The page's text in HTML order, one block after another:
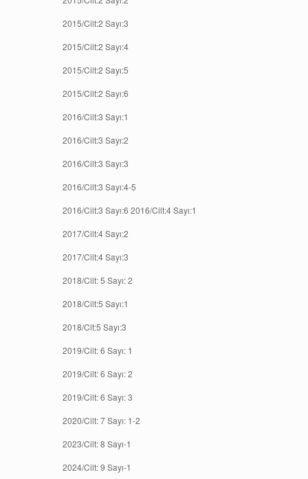
2015/Cilt:2 Sayı:3
2015/Cilt:2 Sayı:4
2015/Cilt:2 Sayı:5
2015/Cilt:2 Sayı:6
2016/Cilt:3 Sayı:1
2016/Cilt:3 Sayı:2
2016/Cilt:3 Sayı:3
2016/Cilt:3 Sayı:4-5
2016/Cilt:3 Sayı:6 2016/Cilt:4 Sayı:1
2017/Cilt:4 Sayı:2
2017/Cilt:4 Sayı:3
2018/Cilt: 5 Sayı: 2
2018/Cilt:5 Sayı:1
2018/Clt:5 Sayı:3
2019/Cilt: 6 Sayı: 1
2019/Cilt: 6 Sayı: 2
2019/Cilt: 6 Sayı: 3
2020/Cilt: 7 Sayı: 1-2
2023/Cilt: 8 Sayı-1
2024/Cilt: 9 Sayı-1